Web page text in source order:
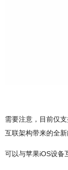
需要注意，目前仅
互联架构带来的全新
可以与苹果iOS设备